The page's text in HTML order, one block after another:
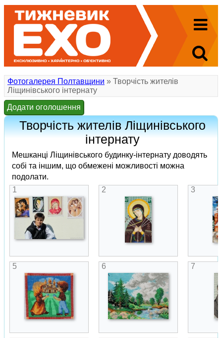
Фотогалерея Полтавщини » Творчість жителів
Ліщинівського інтернату
Додати оголошення
Творчість жителів Ліщинівського
інтернату
Мешканці Ліщинівського будинку-інтернату доводять
собі та іншим, що обмежені можливості можна
подолати.
1
2 3
5 6 7